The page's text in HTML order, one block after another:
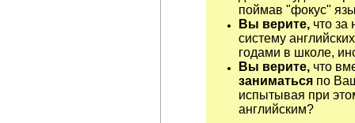
поймав "фокус"
Вы верите, что за
систему
годами в школе,
Вы верите, что
заниматься по
испытывая при
английским?